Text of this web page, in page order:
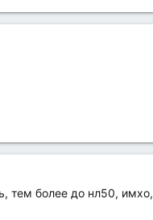
тем более до нл50, имхо,